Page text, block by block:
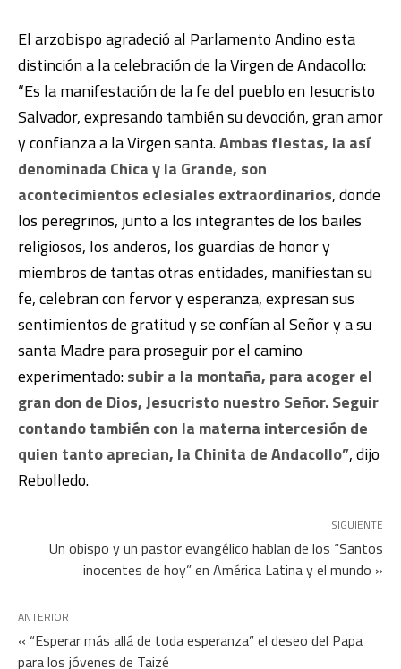
El arzobispo agradeció al Parlamento Andino esta
distinción a la celebración de la Virgen de Andacollo:
“Es la manifestación de la fe del pueblo en Jesucristo
Salvador, expresando también su devoción, gran amor
y confianza a la Virgen santa.Ambas fiestas, la así
denominada Chica y la Grande, son
acontecimientos eclesiales extraordinarios, donde
los peregrinos, junto a los integrantes de los bailes
religiosos, los anderos, los guardias de honor y
miembros de tantas otras entidades, manifiestan su
fe, celebran con fervor y esperanza, expresan sus
sentimientos de gratitud y se confían al Señor y a su
santa Madre para proseguir por el camino
experimentado:subir a la montaña, para acoger el
gran don de Dios, Jesucristo nuestro Señor. Seguir
contando también con la materna intercesión de
quien tanto aprecian, la Chinita de Andacollo”, dijo
Rebolledo.
SIGUIENTE
Un obispo y un pastor evangélico hablan de los “Santos
inocentes de hoy” en América Latina y el mundo »
ANTERIOR
« “Esperar más allá de toda esperanza” el deseo del Papa
para los jóvenes de Taizé